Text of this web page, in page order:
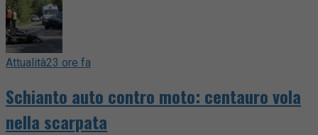
Attualità23 ore fa
Schianto auto contro moto: centauro vola
nella scarpata